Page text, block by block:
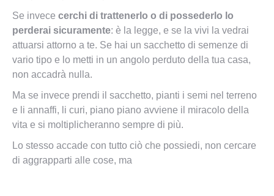
Se invece cerchi di trattenerlo o di possederlo lo
perderai sicuramente: è la legge, e se la vivi la vedrai
attuarsi attorno a te. Se hai un sacchetto di semenze di
vario tipo e lo metti in un angolo perduto della tua casa,
non accadrà nulla.
Ma se invece prendi il sacchetto, pianti i semi nel terreno
e li annaffi, li curi, piano piano avviene il miracolo della
vita e si moltiplicheranno sempre di più.
Lo stesso accade con tutto ciò che possiedi, non cercare
di aggrapparti alle cose, ma